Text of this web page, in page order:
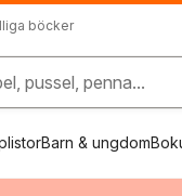
böcker
pussel, penna...
Barn & ungdom